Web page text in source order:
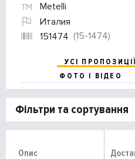
Metelli
Италия
151474 (15-1474)
УСІ ПРОПОЗИЦІЇ
ФОТО І ВІДЕО
Фільтри та сортування
Опис